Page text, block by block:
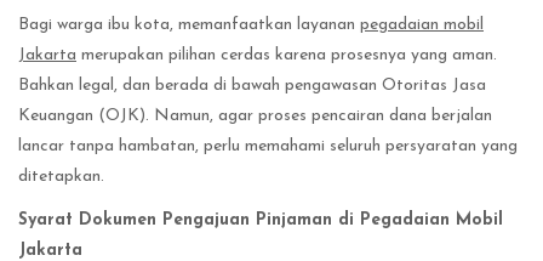
Bagi warga ibu kota, memanfaatkan layanan pegadaian mobil
Jakarta merupakan pilihan cerdas karena prosesnya yang aman.
Bahkan legal, dan berada di bawah pengawasan Otoritas Jasa
Keuangan (OJK). Namun, agar proses pencairan dana berjalan
lancar tanpa hambatan, perlu memahami seluruh persyaratan yang
ditetapkan.
Syarat Dokumen Pengajuan Pinjaman di Pegadaian Mobil
Jakarta